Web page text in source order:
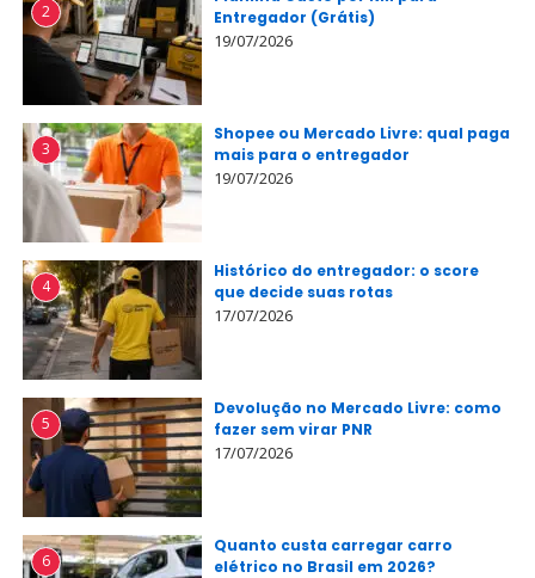
2
Entregador (Grátis)
19/07/2026
3
Shopee ou Mercado Livre: qual paga
mais para o entregador
19/07/2026
4
Histórico do entregador: o score
que decide suas rotas
17/07/2026
5
Devolução no Mercado Livre: como
fazer sem virar PNR
17/07/2026
6
Quanto custa carregar carro
elétrico no Brasil em 2026?